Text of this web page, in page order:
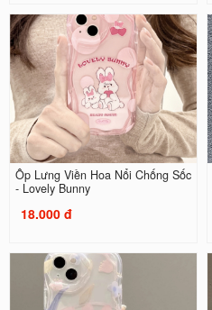
Ốp Lưng Viền Hoa Nổi Chống Sốc
- Lovely Bunny
18.000 đ